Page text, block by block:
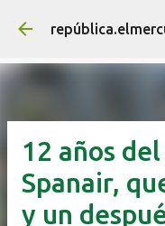
Ir al
12 años
Spanair,
y un